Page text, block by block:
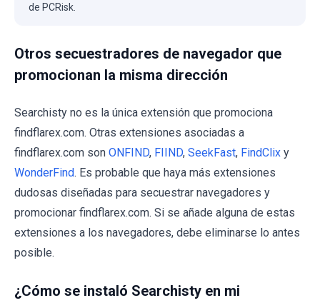
de PCRisk.
Otros secuestradores de navegador que
promocionan la misma dirección
Searchisty no es la única extensión que promociona
findflarex.com. Otras extensiones asociadas a
findflarex.com son ONFIND, FIIND, SeekFast, FindClix y
WonderFind. Es probable que haya más extensiones
dudosas diseñadas para secuestrar navegadores y
promocionar findflarex.com. Si se añade alguna de estas
extensiones a los navegadores, debe eliminarse lo antes
posible.
¿Cómo se instaló Searchisty en mi